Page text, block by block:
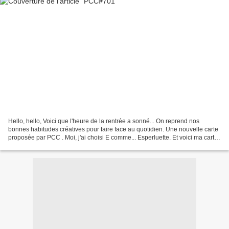
Hello, hello, Voici que l'heure de la rentrée a sonné... On reprend nos
bonnes habitudes créatives pour faire face au quotidien. Une nouvelle carte
proposée par PCC . Moi, j'ai choisi E comme... Esperluette. Et voici ma carte :